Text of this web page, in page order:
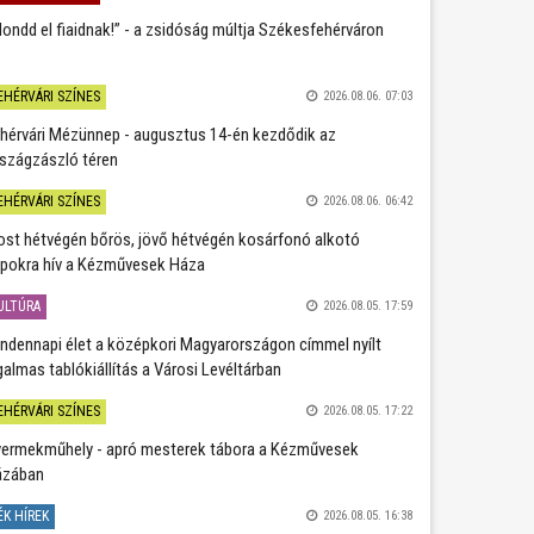
el fiaidnak!” - a zsidóság múltja Székesfehérváron
SZÍNES 2026.08.06. 07:03
Mézünnep - augusztus 14-én kezdődik az
téren
SZÍNES 2026.08.06. 06:42
hétvégén bőrös, jövő hétvégén kosárfonó alkotó
hív a Kézművesek Háza
2026.08.05. 17:59
élet a középkori Magyarországon címmel nyílt
tablókiállítás a Városi Levéltárban
SZÍNES 2026.08.05. 17:22
- apró mesterek tábora a Kézművesek
HÍREK 2026.08.05. 16:38